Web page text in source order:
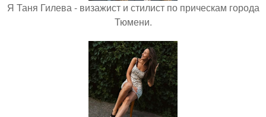
Я Таня Гилева - визажист и стилист по прическам города
Тюмени.